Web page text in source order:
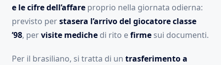
e le cifre dell’affare proprio nella giornata odierna:
previsto perstasera l’arrivo del giocatore classe
’98, pervisite mediche di rito efirme sui documenti.
Per il brasiliano, si tratta di un trasferimento a